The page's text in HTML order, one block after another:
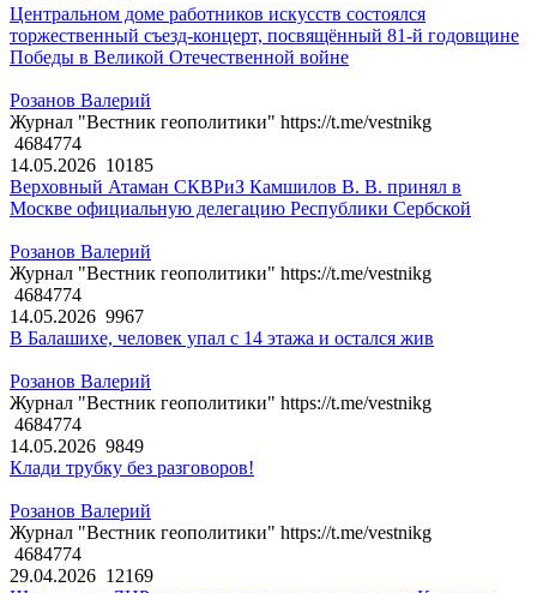
Центральном доме работников искусств состоялся
торжественный съезд-концерт, посвящённый 81-й годовщине
Победы в Великой Отечественной войне
Розанов Валерий
Журнал "Вестник геополитики" https://t.me/vestnikg
4684774
14.05.2026 10185
Верховный Атаман СКВРиЗ Камшилов В. В. принял в
Москве официальную делегацию Республики Сербской
Розанов Валерий
Журнал "Вестник геополитики" https://t.me/vestnikg
4684774
14.05.2026 9967
В Балашихе, человек упал с 14 этажа и остался жив
Розанов Валерий
Журнал "Вестник геополитики" https://t.me/vestnikg
4684774
14.05.2026 9849
Клади трубку без разговоров!
Розанов Валерий
Журнал "Вестник геополитики" https://t.me/vestnikg
4684774
29.04.2026 12169